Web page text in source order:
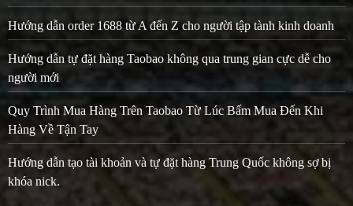
Hướng dẫn order 1688 từ A đến Z cho người tập tành kinh doanh
Hướng dẫn tự đặt hàng Taobao không qua trung gian cực dễ cho
người mới
Quy Trình Mua Hàng Trên Taobao Từ Lúc Bấm Mua Đến Khi
Hàng Về Tận Tay
Hướng dẫn tạo tài khoản và tự đặt hàng Trung Quốc không sợ bị
khóa nick.